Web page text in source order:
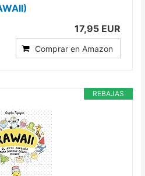
17,95 EUR
Comprar en Amazon
REBAJAS